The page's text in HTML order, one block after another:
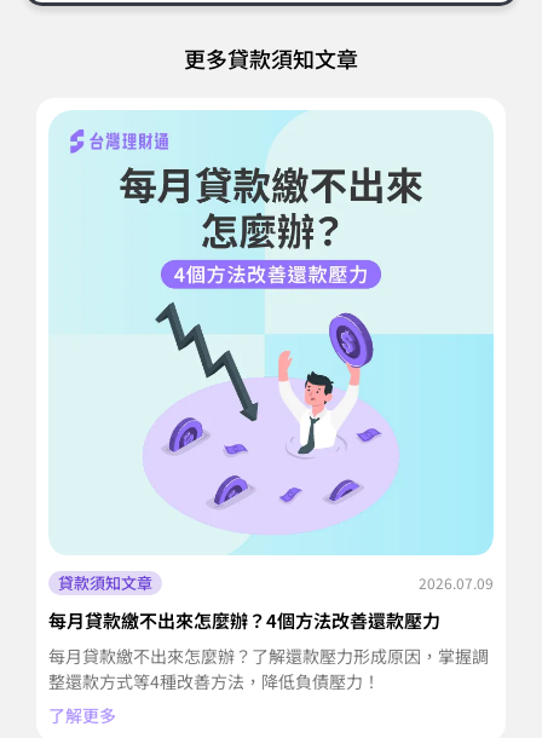
更多貸款須知文章
貸款須知文章 2026.07.09
每月貸款繳不出來怎麼辦？4個方法改善還款壓力
每月貸款繳不出來怎麼辦？了解還款壓力形成原因，掌握調
整還款方式等4種改善方法，降低負債壓力！
了解更多